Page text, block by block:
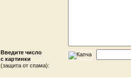
Введите число
с картинки
(защита от спама):